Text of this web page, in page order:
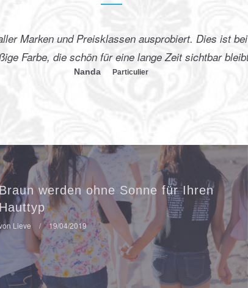
Dies ist bei weitem das beste!
Zeit sichtbar bleibt! Wunderbare Produkt!
werden ohne Sonne für Ihren
Lieve / 19/04/2019